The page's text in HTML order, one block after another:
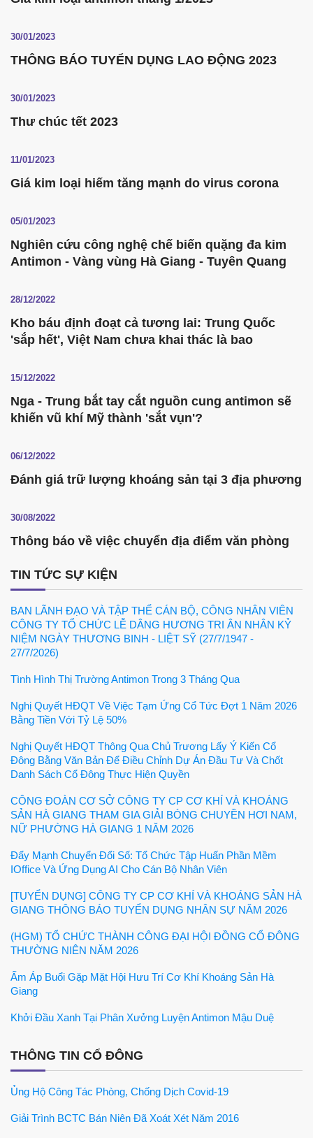
30/01/2023
THÔNG BÁO TUYỂN DỤNG LAO ĐỘNG 2023
30/01/2023
Thư chúc tết 2023
11/01/2023
Giá kim loại hiếm tăng mạnh do virus corona
05/01/2023
Nghiên cứu công nghệ chế biến quặng đa kim
Antimon - Vàng vùng Hà Giang - Tuyên Quang
28/12/2022
Kho báu định đoạt cả tương lai: Trung Quốc
'sắp hết', Việt Nam chưa khai thác là bao
15/12/2022
Nga - Trung bắt tay cắt nguồn cung antimon sẽ
khiến vũ khí Mỹ thành 'sắt vụn'?
06/12/2022
Đánh giá trữ lượng khoáng sản tại 3 địa phương
30/08/2022
Thông báo về việc chuyển địa điểm văn phòng
TIN TỨC SỰ KIỆN
BAN LÃNH ĐẠO VÀ TẬP THỂ CÁN BỘ, CÔNG NHÂN VIÊN
CÔNG TY TỔ CHỨC LỄ DÂNG HƯƠNG TRI ÂN NHÂN KỶ
NIỆM NGÀY THƯƠNG BINH - LIỆT SỸ (27/7/1947 -
27/7/2026)
Tình Hình Thị Trường Antimon Trong 3 Tháng Qua
Nghị Quyết HĐQT Về Việc Tạm Ứng Cổ Tức Đợt 1 Năm 2026
Bằng Tiền Với Tỷ Lệ 50%
Nghị Quyết HĐQT Thông Qua Chủ Trương Lấy Ý Kiến Cổ
Đông Bằng Văn Bản Để Điều Chỉnh Dự Án Đầu Tư Và Chốt
Danh Sách Cổ Đông Thực Hiện Quyền
CÔNG ĐOÀN CƠ SỞ CÔNG TY CP CƠ KHÍ VÀ KHOÁNG
SẢN HÀ GIANG THAM GIA GIẢI BÓNG CHUYỀN HƠI NAM,
NỮ PHƯỜNG HÀ GIANG 1 NĂM 2026
Đẩy Mạnh Chuyển Đổi Số: Tổ Chức Tập Huấn Phần Mềm
IOffice Và Ứng Dụng AI Cho Cán Bộ Nhân Viên
[TUYỂN DỤNG] CÔNG TY CP CƠ KHÍ VÀ KHOÁNG SẢN HÀ
GIANG THÔNG BÁO TUYỂN DỤNG NHÂN SỰ NĂM 2026
(HGM) TỔ CHỨC THÀNH CÔNG ĐẠI HỘI ĐỒNG CỔ ĐÔNG
THƯỜNG NIÊN NĂM 2026
Ấm Áp Buổi Gặp Mặt Hội Hưu Trí Cơ Khí Khoáng Sản Hà
Giang
Khởi Đầu Xanh Tại Phân Xưởng Luyện Antimon Mậu Duệ
THÔNG TIN CỔ ĐÔNG
Ủng Hộ Công Tác Phòng, Chống Dịch Covid-19
Giải Trình BCTC Bán Niên Đã Xoát Xét Năm 2016